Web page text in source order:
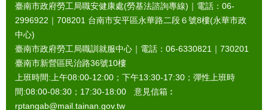
臺南市政府勞工局職安健康處(勞基法諮詢專線)｜電話：06-
2996922｜ 708201 台南市安平區永華路二段６號8樓(永華市政
中心)
臺南市政府勞工局職訓就服中心｜電話：06-6330821｜ 730201
臺南市新營區民治路36號10樓
上班時間:上午08:00-12:00；下午13:30-17:30；彈性上班時
間:08:00-08:30；17:30-18:00 意見信箱︰
rptangab@mail.tainan.gov.tw